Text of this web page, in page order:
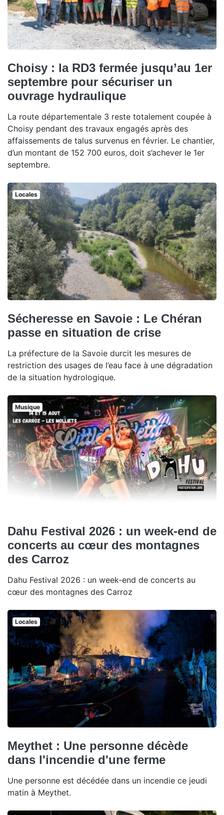
Choisy : la RD3 fermée jusqu’au 1er
septembre pour sécuriser un
ouvrage hydraulique
La route départementale 3 reste totalement coupée à
Choisy pendant des travaux engagés après des
affaissements de talus survenus en février. Le chantier,
d’un montant de 152 700 euros, doit s’achever le 1er
septembre.
Locales
Sécheresse en Savoie : Le Chéran
passe en situation de crise
La préfecture de la Savoie durcit les mesures de
restriction des usages de l’eau face à une dégradation
de la situation hydrologique.
Musique
Dahu Festival 2026 : un week-end de
concerts au cœur des montagnes
des Carroz
Dahu Festival 2026 : un week-end de concerts au
cœur des montagnes des Carroz
Locales
Meythet : Une personne décède
dans l'incendie d'une ferme
Une personne est décédée dans un incendie ce jeudi
matin à Meythet.